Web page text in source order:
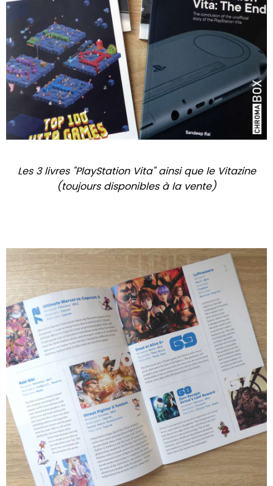
Les 3 livres "PlayStation Vita" ainsi que le Vitazine
(toujours disponibles à la vente)